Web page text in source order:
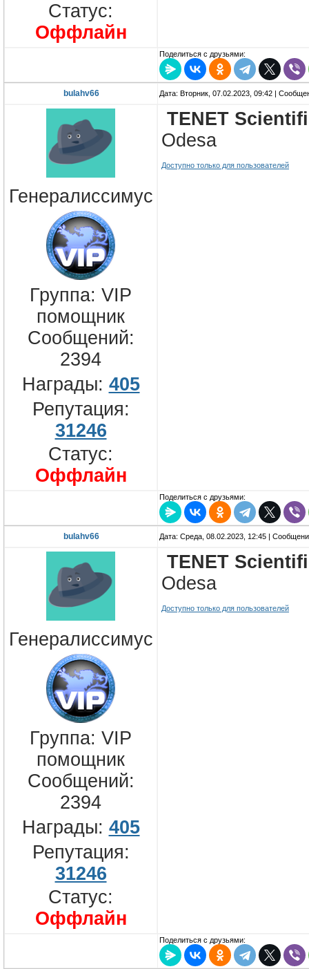
Статус:
Оффлайн
Поделиться с друзьями:
bulahv66 Дата: Вторник, 07.02.2023, 09:42 |
Генералиссимус
Группа: VIP
помощник
Сообщений:
2394
Награды: 405
Репутация:
31246
Статус:
Оффлайн
TENET
Odesa
Доступно только для пользователей
Поделиться с друзьями:
bulahv66 Дата: Среда, 08.02.2023, 12:45 |
Генералиссимус
Группа: VIP
помощник
Сообщений:
2394
Награды: 405
Репутация:
31246
Статус:
Оффлайн
TENET
Odesa
Доступно только для пользователей
Поделиться с друзьями: